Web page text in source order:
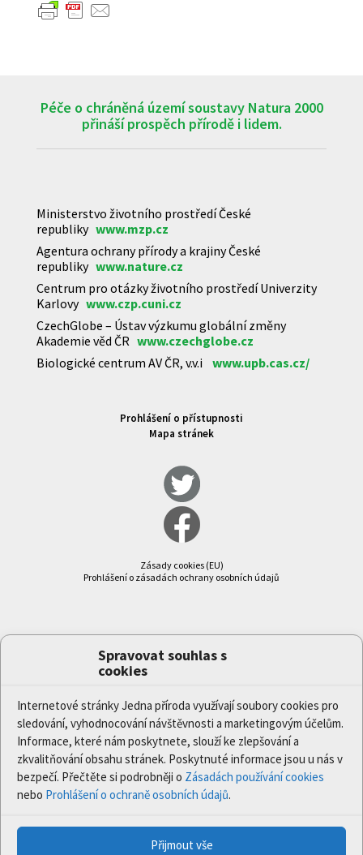
Spravovat souhlas s
cookies
Internetové stránky Jedna příroda využívají soubory cookies pro
sledování, vyhodnocování návštěvnosti a marketingovým účelům.
Informace, které nám poskytnete, slouží ke zlepšování a
zkvalitňování obsahu stránek. Poskytnuté informace jsou u nás v
bezpečí. Přečtěte si podrobněji o Zásadách používání cookies
nebo Prohlášení o ochraně osobních údajů.
Přijmout vše
Péče o chráněná území soustavy Natura 2000
přináší prospěch přírodě i lidem.
Ministerstvo životního prostředí České
republiky www.mzp.cz
Agentura ochrany přírody a krajiny České
republiky www.nature.cz
Centrum pro otázky životního prostředí Univerzity
Karlovy www.czp.cuni.cz
CzechGlobe – Ústav výzkumu globální změny
Akademie věd ČR www.czechglobe.cz
Biologické centrum AV ČR, v.v.i www.upb.cas.cz/
Prohlášení o přístupnosti
Mapa stránek
Zásady cookies (EU)
Prohlášení o zásadách ochrany osobních údajů